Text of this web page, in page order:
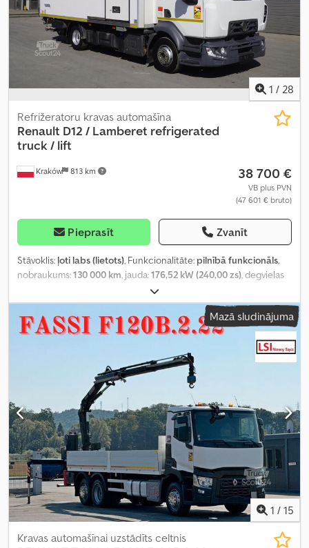
1 / 28
Kraków 813 km
Refrižeratoru kravas automašīna
Renault D12 / Lamberet refrigerated
truck / lift
38 700 €
VB plus PVN
(47 601 € bruto)
Pieprasīt Zvanīt
Stāvoklis: ļoti labs (lietots), Funkcionalitāte: pilnībā funkcionāls,
nobraukums:130 000 km, jauda:176,52 kW (240,00 zs), degvielas
, tukšais svars:
4 000 kg, kopējais svars:11 990 kg, asu konfigurācija:4x2, degviela:
dīzeļdegviela, krāsa:balts, vadītāja kabīne: dienas kabīne,
pārnesuma veids:automātisks, emisijas klase:Euro 6
, piekares
dzesēšanas iekārta, gaisa kondicionēšana, kruīza kontrole,
Mazā sludinājuma
1 / 15
Kravas automašīnai uzstādīts celtnis